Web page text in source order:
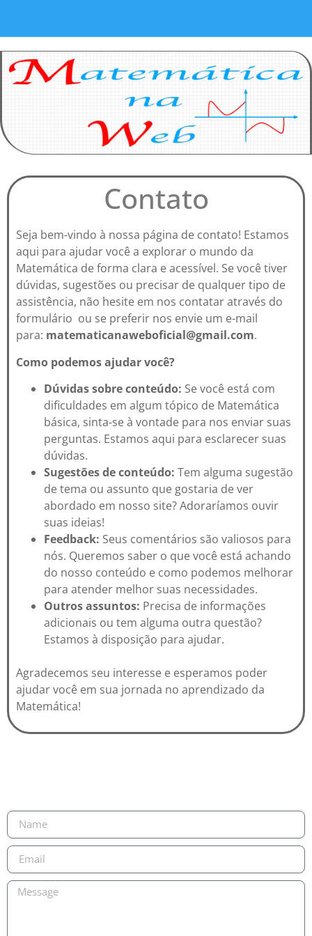
Contato
Seja bem-vindo à nossa página de contato! Estamos
aqui para ajudar você a explorar o mundo da
Matemática de forma clara e acessível. Se você tiver
dúvidas, sugestões ou precisar de qualquer tipo de
assistência, não hesite em nos contatar através do
formulário ou se preferir nos envie um e-mail
para: matematicanaweboficial@gmail.com.
Como podemos ajudar você?
Dúvidas sobre conteúdo: Se você está com
dificuldades em algum tópico de Matemática
básica, sinta-se à vontade para nos enviar suas
perguntas. Estamos aqui para esclarecer suas
dúvidas.
Sugestões de conteúdo: Tem alguma sugestão
de tema ou assunto que gostaria de ver
abordado em nosso site? Adoraríamos ouvir
suas ideias!
Feedback: Seus comentários são valiosos para
nós. Queremos saber o que você está achando
do nosso conteúdo e como podemos melhorar
para atender melhor suas necessidades.
Outros assuntos: Precisa de informações
adicionais ou tem alguma outra questão?
Estamos à disposição para ajudar.
Agradecemos seu interesse e esperamos poder
ajudar você em sua jornada no aprendizado da
Matemática!